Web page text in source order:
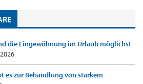
die Eingewöhnung im Urlaub möglichst
es zur Behandlung von starkem